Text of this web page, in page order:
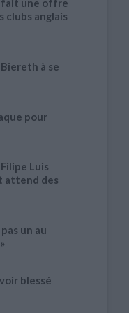
fait une offre
clubs anglais
à se
pour
Luis
attend des
un au
blessé